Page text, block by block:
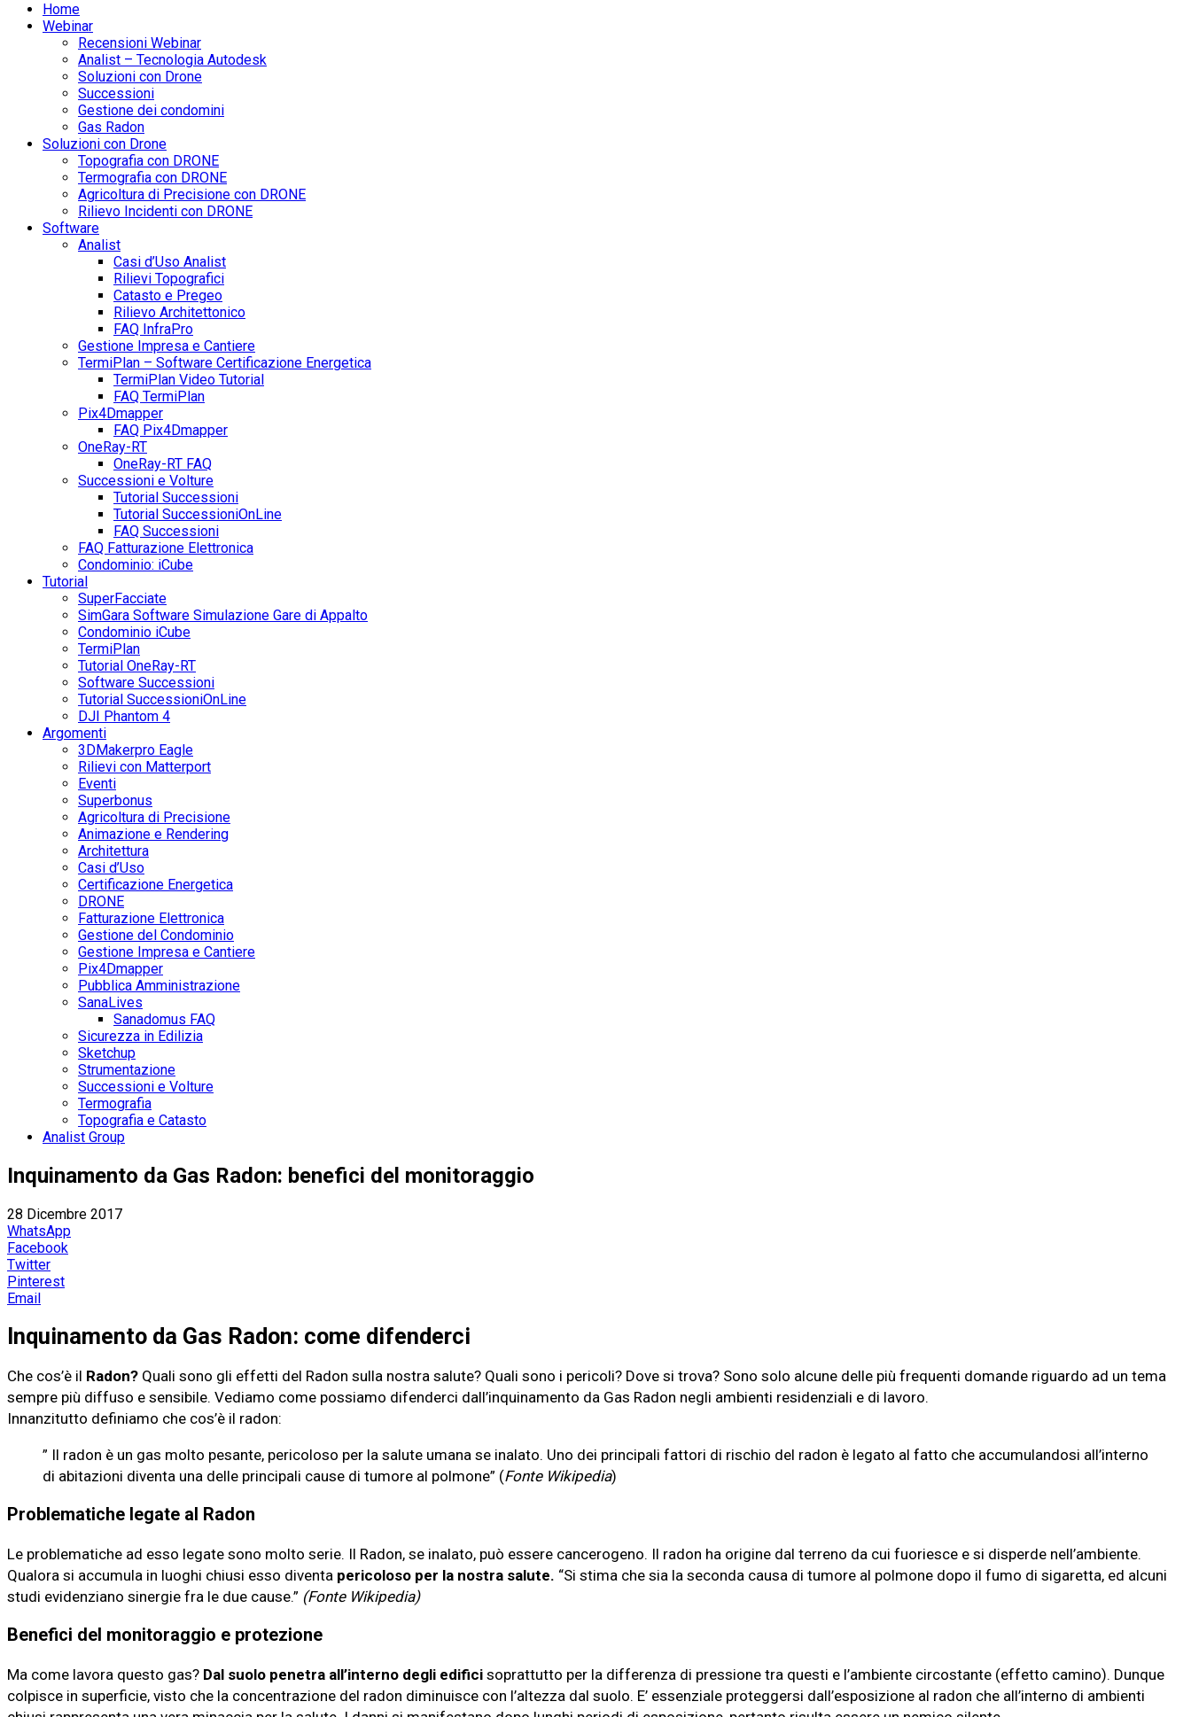
Home
Webinar
Recensioni Webinar
Analist – Tecnologia Autodesk
Soluzioni con Drone
Successioni
Gestione dei condomini
Gas Radon
Soluzioni con Drone
Topografia con DRONE
Termografia con DRONE
Agricoltura di Precisione con DRONE
Rilievo Incidenti con DRONE
Software
Analist
Casi d’Uso Analist
Rilievi Topografici
Catasto e Pregeo
Rilievo Architettonico
FAQ InfraPro
Gestione Impresa e Cantiere
TermiPlan – Software Certificazione Energetica
TermiPlan Video Tutorial
FAQ TermiPlan
Pix4Dmapper
FAQ Pix4Dmapper
OneRay-RT
OneRay-RT FAQ
Successioni e Volture
Tutorial Successioni
Tutorial SuccessioniOnLine
FAQ Successioni
FAQ Fatturazione Elettronica
Condominio: iCube
Tutorial
SuperFacciate
SimGara Software Simulazione Gare di Appalto
Condominio iCube
TermiPlan
Tutorial OneRay-RT
Software Successioni
Tutorial SuccessioniOnLine
DJI Phantom 4
Argomenti
3DMakerpro Eagle
Rilievi con Matterport
Eventi
Superbonus
Agricoltura di Precisione
Animazione e Rendering
Architettura
Casi d’Uso
Certificazione Energetica
DRONE
Fatturazione Elettronica
Gestione del Condominio
Gestione Impresa e Cantiere
Pix4Dmapper
Pubblica Amministrazione
SanaLives
Sanadomus FAQ
Sicurezza in Edilizia
Sketchup
Strumentazione
Successioni e Volture
Termografia
Topografia e Catasto
Analist Group
Inquinamento da Gas Radon: benefici del monitoraggio
28 Dicembre 2017
WhatsApp
Facebook
Twitter
Pinterest
Email
Inquinamento da Gas Radon: come difenderci
Che cos’è il Radon? Quali sono gli effetti del Radon sulla nostra salute? Quali sono i pericoli? Dove si trova? Sono solo alcune delle più frequenti domande riguardo ad un tema
sempre più diffuso e sensibile. Vediamo come possiamo difenderci dall’inquinamento da Gas Radon negli ambienti residenziali e di lavoro.
Innanzitutto definiamo che cos’è il radon:
” Il radon è un gas molto pesante, pericoloso per la salute umana se inalato. Uno dei principali fattori di rischio del radon è legato al fatto che accumulandosi all’interno
di abitazioni diventa una delle principali cause di tumore al polmone” (Fonte Wikipedia)
Problematiche legate al Radon
Le problematiche ad esso legate sono molto serie. Il Radon, se inalato, può essere cancerogeno. Il radon ha origine dal terreno da cui fuoriesce e si disperde nell’ambiente.
Qualora si accumula in luoghi chiusi esso diventa pericoloso per la nostra salute. “Si stima che sia la seconda causa di tumore al polmone dopo il fumo di sigaretta, ed alcuni
studi evidenziano sinergie fra le due cause.” (Fonte Wikipedia)
Benefici del monitoraggio e protezione
Ma come lavora questo gas? Dal suolo penetra all’interno degli edifici soprattutto per la differenza di pressione tra questi e l’ambiente circostante (effetto camino). Dunque
colpisce in superficie, visto che la concentrazione del radon diminuisce con l’altezza dal suolo. E’ essenziale proteggersi dall’esposizione al radon che all’interno di ambienti